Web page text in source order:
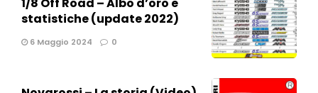
statistiche (update 2022)
6 Maggio 2024 0